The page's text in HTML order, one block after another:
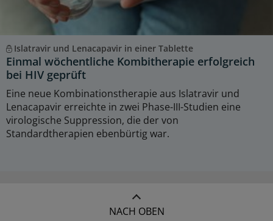
Islatravir und Lenacapavir in einer Tablette
Einmal wöchentliche Kombitherapie erfolgreich
bei HIV geprüft
Eine neue Kombinationstherapie aus Islatravir und
Lenacapavir erreichte in zwei Phase-III-Studien eine
virologische Suppression, die der von
Standardtherapien ebenbürtig war.
NACH OBEN